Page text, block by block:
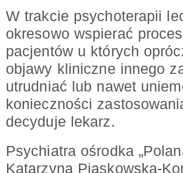
W trakcie psychoterapii
okresowo wspierać
pacjentów u których
objawy kliniczne innego
utrudniać lub nawet
konieczności
decyduje lekarz.
Psychiatra ośrodka
Katarzyna Piaskowska-